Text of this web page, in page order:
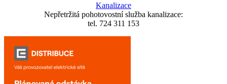
Kanalizace
Nepřetržitá pohotovostní služba kanalizace:
tel. 724 311 153